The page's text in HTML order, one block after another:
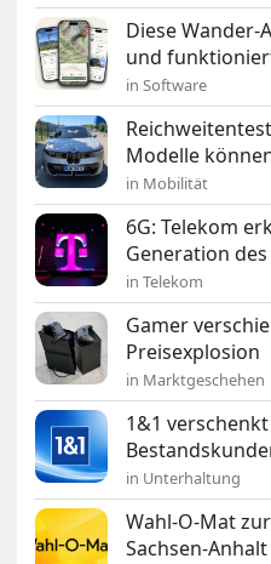
Diese Wander-
und
in Software
Modelle
in Mobilität
6G: Telekom
Generation
in Telekom
Gamer
Preisexplosion
in Marktgeschehen
1&1
in Unterhaltung
Wahl-O-Mat
Sachsen-